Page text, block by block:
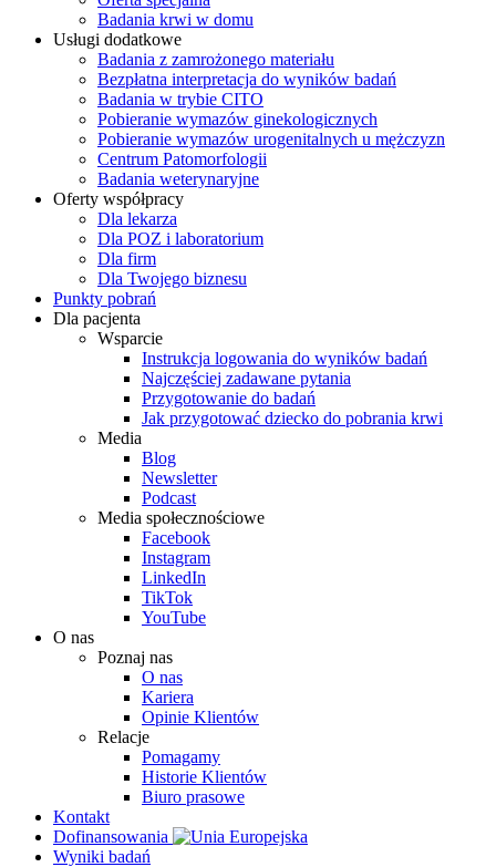
Badania krwi w domu
Usługi dodatkowe
Badania z zamrożonego materiału
Bezpłatna interpretacja do wyników badań
Badania w trybie CITO
Pobieranie wymazów ginekologicznych
Pobieranie wymazów urogenitalnych u mężczyzn
Centrum Patomorfologii
Badania weterynaryjne
Oferty współpracy
Dla lekarza
Dla POZ i laboratorium
Dla firm
Dla Twojego biznesu
Punkty pobrań
Dla pacjenta
Wsparcie
Instrukcja logowania do wyników badań
Najczęściej zadawane pytania
Przygotowanie do badań
Jak przygotować dziecko do pobrania krwi
Media
Blog
Newsletter
Podcast
Media społecznościowe
Facebook
Instagram
LinkedIn
TikTok
YouTube
O nas
Poznaj nas
O nas
Kariera
Opinie Klientów
Relacje
Pomagamy
Historie Klientów
Biuro prasowe
Kontakt
Dofinansowania
Wyniki badań